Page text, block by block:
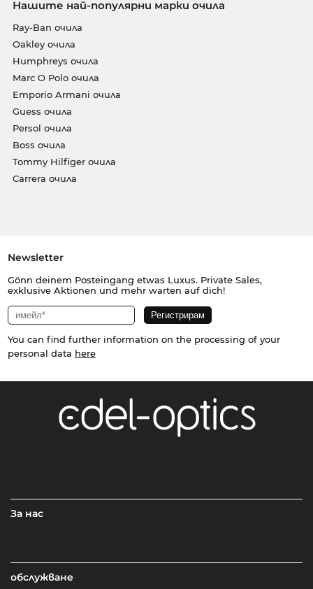
Нашите най-популярни марки очила
Ray-Ban очила
Oakley очила
Humphreys очила
Marc O Polo очила
Emporio Armani очила
Guess очила
Persol очила
Boss очила
Tommy Hilfiger очила
Carrera очила
Newsletter
Gönn deinem Posteingang etwas Luxus. Private Sales,
exklusive Aktionen und mehr warten auf dich!
You can find further information on the processing of your
personal data here
За нас
обслужване